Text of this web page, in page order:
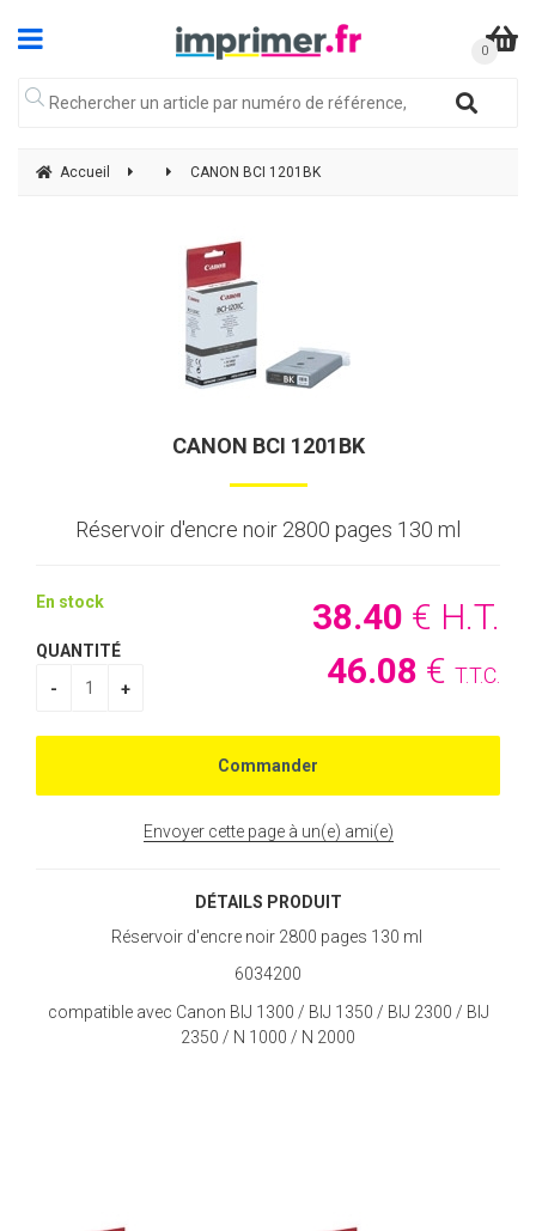
Accueil CANON BCI 1201BK
CANON BCI 1201BK
Réservoir d'encre noir 2800 pages 130 ml
38.40 € H.T.
46.08 € T.T.C.
En stock
QUANTITÉ
Envoyer cette page à un(e) ami(e)
DÉTAILS PRODUIT
Réservoir d'encre noir 2800 pages 130 ml
6034200
compatible avec Canon BIJ 1300 / BIJ 1350 / BIJ 2300 / BIJ
2350 / N 1000 / N 2000